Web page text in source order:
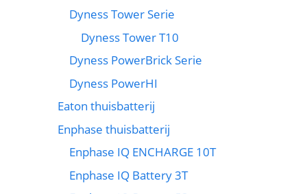
Dyness Tower Serie
Dyness Tower T10
Dyness PowerBrick Serie
Dyness PowerHI
Eaton thuisbatterij
Enphase thuisbatterij
Enphase IQ ENCHARGE 10T
Enphase IQ Battery 3T